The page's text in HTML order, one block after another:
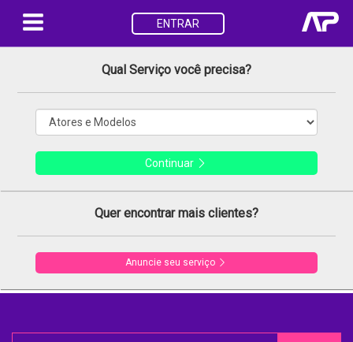
ENTRAR
Qual Serviço você precisa?
Continuar
Quer encontrar mais clientes?
Anuncie seu serviço